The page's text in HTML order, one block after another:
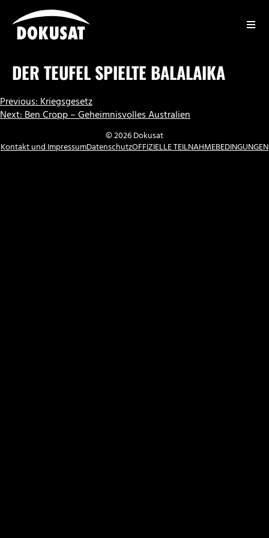
Inhalt
springen
DER TEUFEL SPIELTE BALALAIKA
BEITRAGSNAVIGATION
Previous:Kriegsgesetz
Next:Ben Cropp – Geheimnisvolles Australien
© 2026 Dokusat
Kontakt und ImpressumDatenschutzOFFIZIELLE TEILNAHMEBEDINGUNGEN